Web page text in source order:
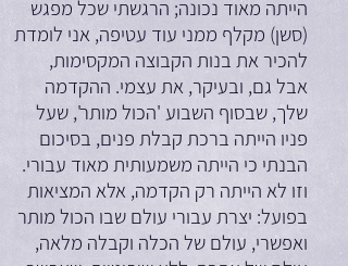
הייתה מאוד נכונה; הרגשתי שכל מפגש
(סשן) מקלף ממני עוד עטיפה, אני לומדת
להכיר את בנות הקבוצה המקסימות,
אבל גם, ובעיקר, את עצמי. ההקדמה
שלך, שבסוף השבוע 'הכול מותר', שעל
פניו הייתה ברכת קבלת פנים, בסיכום
הבנתי כי הייתה משמעותית מאוד עבורי.
וזו לא הייתה רק הקדמה, אלא המציאות
בפועל: יצרת עבורי עולם שבו הכול מותר
ואפשרי, עולם של הכלה וקבלה מלאה,